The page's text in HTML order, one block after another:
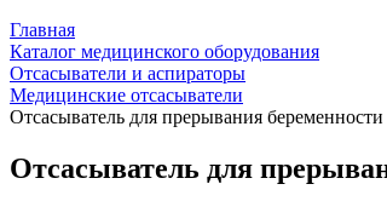
Главная
Каталог медицинского оборудования
Отсасыватели и аспираторы
Медицинские отсасыватели
Отсасыватель для прерывания
Отсасыватель для